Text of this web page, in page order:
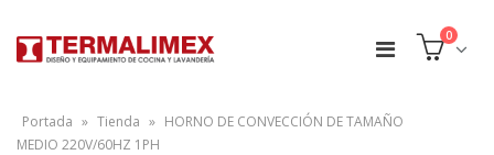
0
Portada » Tienda » HORNO DE CONVECCIÓN DE TAMAÑO
MEDIO 220V/60HZ 1PH